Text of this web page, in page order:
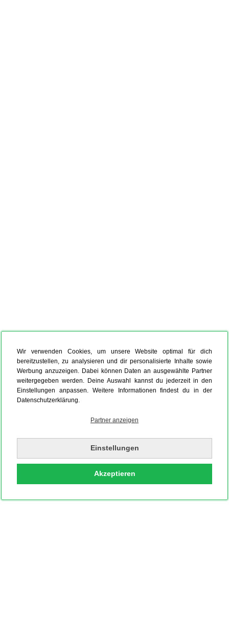
Wir verwenden Cookies, um unsere Website optimal für dich
bereitzustellen, zu analysieren und dir personalisierte Inhalte sowie
Werbung anzuzeigen. Dabei können Daten an ausgewählte Partner
weitergegeben werden. Deine Auswahl kannst du jederzeit in den
Einstellungen anpassen. Weitere Informationen findest du in der
Datenschutzerklärung.
Partner anzeigen
Einstellungen
Akzeptieren